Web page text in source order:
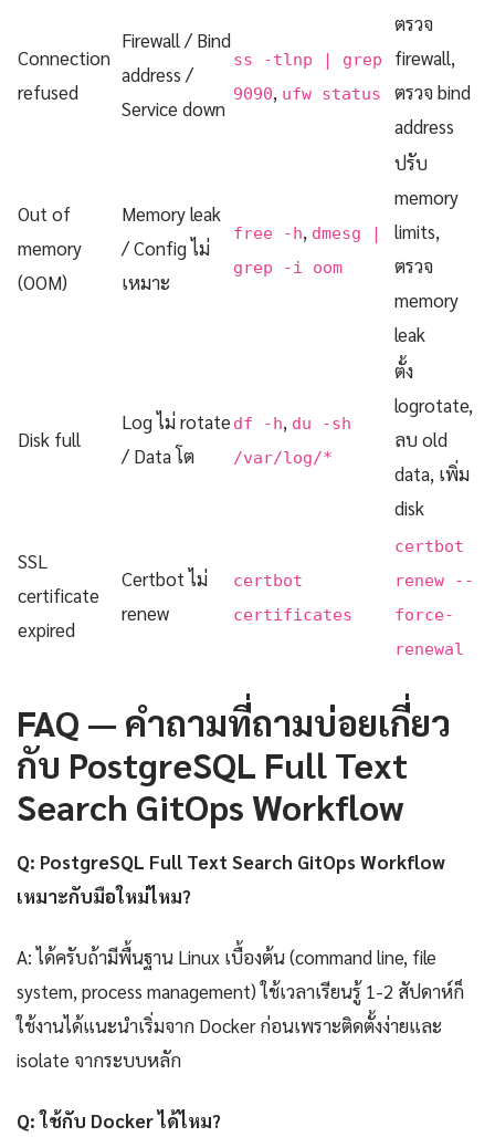
Connection
refused
Firewall / Bind
address /
Service down
ss -tlnp | grep
9090, ufw status
ตรวจ
firewall,
ตรวจ bind
address
Out of
memory
(OOM)
Memory leak
/ Config ไม่
เหมาะ
free -h, dmesg |
grep -i oom
ปรับ
memory
limits,
ตรวจ
memory
leak
Disk full
Log ไม่ rotate
/ Data โต
df -h, du -sh
/var/log/*
ตั้ง
logrotate,
ลบ old
data, เพิ่ม
disk
SSL
certificate
expired
Certbot ไม่
renew
certbot
certificates
certbot
renew --
force-
renewal
FAQ — คำถามที่ถามบ่อยเกี่ยว
กับ PostgreSQL Full Text
Search GitOps Workflow
Q: PostgreSQL Full Text Search GitOps Workflow
เหมาะกับมือใหม่ไหม?
A: ได้ครับถ้ามีพื้นฐาน Linux เบื้องต้น (command line, file
system, process management) ใช้เวลาเรียนรู้ 1-2 สัปดาห์ก็
ใช้งานได้แนะนำเริ่มจาก Docker ก่อนเพราะติดตั้งง่ายและ
isolate จากระบบหลัก
Q: ใช้กับ Docker ได้ไหม?